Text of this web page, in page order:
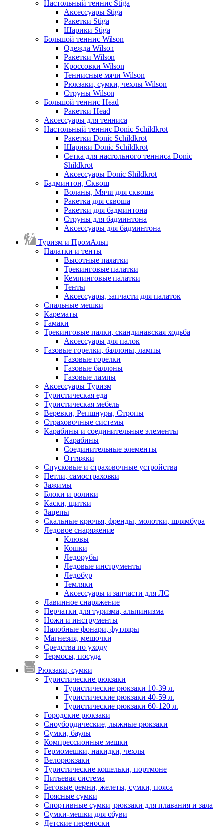
Настольный теннис Stiga
Аксессуары Stiga
Ракетки Stiga
Шарики Stiga
Большой теннис Wilson
Одежда Wilson
Ракетки Wilson
Кроссовки Wilson
Теннисные мячи Wilson
Рюкзаки, сумки, чехлы Wilson
Струны Wilson
Большой теннис Head
Ракетки Head
Аксессуары для тенниса
Настольный теннис Donic Schildkrot
Ракетки Donic Schildkrot
Шарики Donic Schildkrot
Сетка для настольного тенниса Donic
Shildkrot
Аксессуары Donic Shildkrot
Бадминтон, Сквош
Воланы, Мячи для сквоша
Ракетка для сквоша
Ракетки для бадминтона
Струны для бадминтона
Аксессуары для бадминтона
Туризм и ПромАльп
Палатки и тенты
Высотные палатки
Трекинговые палатки
Кемпинговые палатки
Тенты
Аксессуары, запчасти для палаток
Спальные мешки
Карематы
Гамаки
Трекинговые палки, скандинавская ходьба
Аксессуары для палок
Газовые горелки, баллоны, лампы
Газовые горелки
Газовые баллоны
Газовые лампы
Аксессуары Туризм
Туристическая еда
Туристическая мебель
Веревки, Репшнуры, Стропы
Страховочные системы
Карабины и соединительные элементы
Карабины
Соединительные элементы
Оттяжки
Спусковые и страховочные устройства
Петли, самостраховки
Зажимы
Блоки и ролики
Каски, щитки
Зацепы
Скальные крючья, френды, молотки, шлямбура
Ледовое снаряжение
Клювы
Кошки
Ледорубы
Ледовые инструменты
Ледобур
Темляки
Аксессуары и запчасти для ЛС
Лавинное снаряжение
Перчатки для туризма, альпинизма
Ножи и инструменты
Налобные фонари, футляры
Магнезия, мешочки
Средства по уходу
Термосы, посуда
Рюкзаки, сумки
Туристические рюкзаки
Туристические рюкзаки 10-39 л.
Туристические рюкзаки 40-59 л.
Туристические рюкзаки 60-120 л.
Городские рюкзаки
Сноубордические, лыжные рюкзаки
Сумки, баулы
Компрессионные мешки
Гермомешки, накидки, чехлы
Велорюкзаки
Туристические кошельки, портмоне
Питьевая система
Беговые ремни, желеты, сумки, пояса
Поясные сумки
Спортивные сумки, рюкзаки для плавания и зала
Сумки-мешки для обуви
Детские переноски